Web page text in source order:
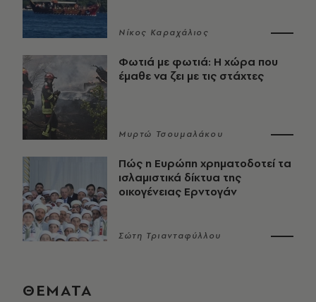
Νίκος Καραχάλιος
Φωτιά με φωτιά: Η χώρα που
έμαθε να ζει με τις στάχτες
Μυρτώ Τσουμαλάκου
Πώς η Ευρώπη χρηματοδοτεί τα
ισλαμιστικά δίκτυα της
οικογένειας Ερντογάν
Σώτη Τριανταφύλλου
ΘΕΜΑΤΑ